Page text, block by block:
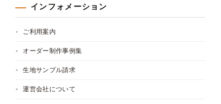
インフォメーション
ご利用案内
オーダー制作事例集
生地サンプル請求
運営会社について